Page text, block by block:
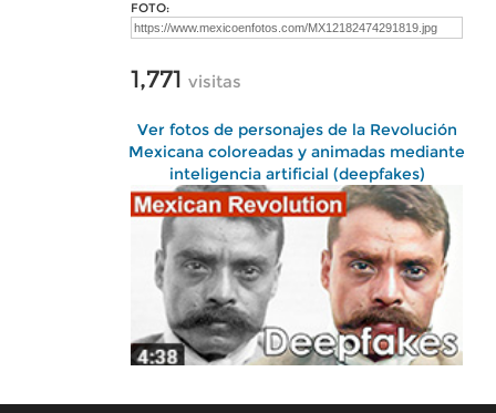
FOTO:
1,771 visitas
Ver fotos de personajes de la Revolución
Mexicana coloreadas y animadas mediante
inteligencia artificial (deepfakes)